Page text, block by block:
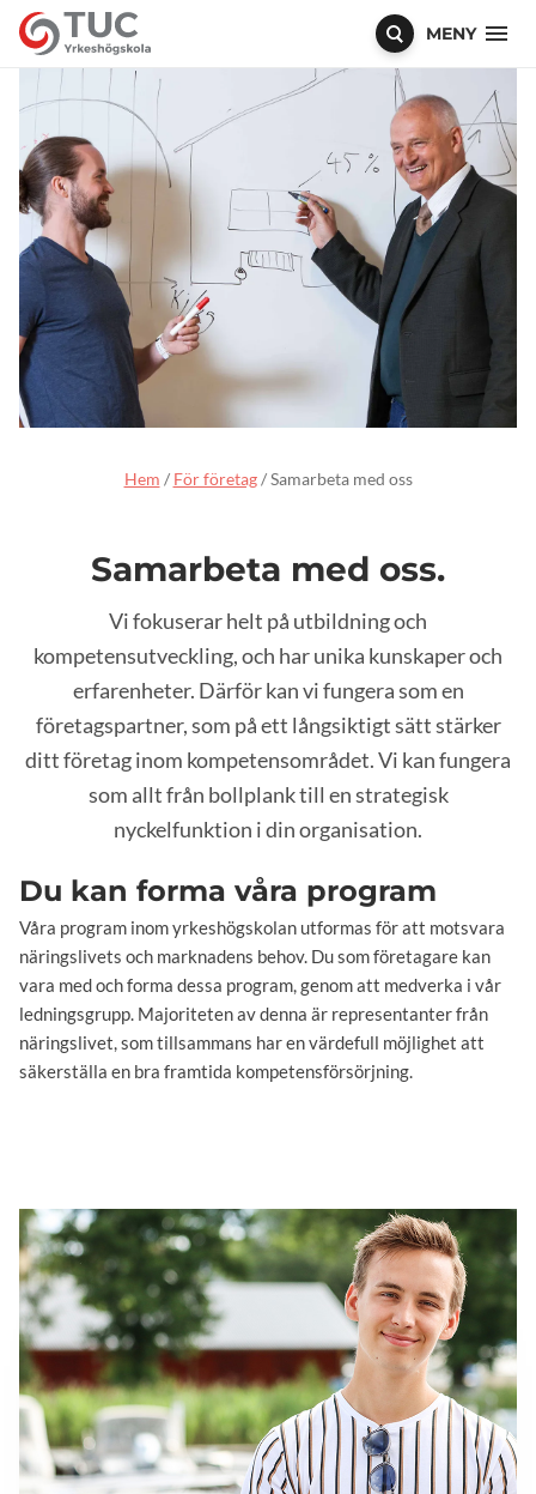
MENY
Hem / För företag/Samarbeta med oss
Samarbeta med oss.
Vi fokuserar helt på utbildning och
kompetensutveckling, och har unika kunskaper och
erfarenheter. Därför kan vi fungera som en
företagspartner, som på ett långsiktigt sätt stärker
ditt företag inom kompetensområdet. Vi kan fungera
som allt från bollplank till en strategisk
nyckelfunktion i din organisation.
Du kan forma våra program
Våra program inom yrkeshögskolan utformas för att motsvara
näringslivets och marknadens behov. Du som företagare kan
vara med och forma dessa program, genom att medverka i vår
ledningsgrupp. Majoriteten av denna är representanter från
näringslivet, som tillsammans har en värdefull möjlighet att
säkerställa en bra framtida kompetensförsörjning.